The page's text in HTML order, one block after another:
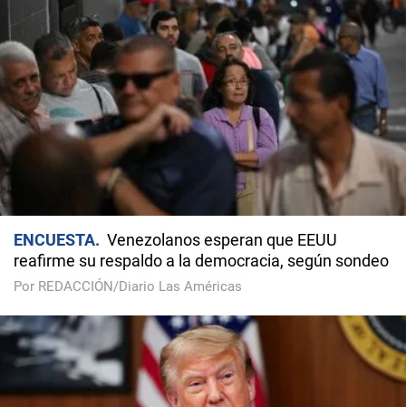
ENCUESTA
Venezolanos esperan que EEUU
reafirme su respaldo a la democracia, según sondeo
Por REDACCIÓN/Diario Las Américas